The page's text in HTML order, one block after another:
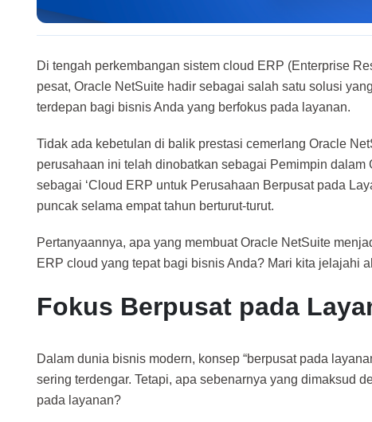
Di tengah perkembangan sistem cloud ERP (Enterprise
pesat, Oracle NetSuite hadir sebagai salah satu solusi
terdepan bagi bisnis Anda yang berfokus pada layanan.
Tidak ada kebetulan di balik prestasi cemerlang Oracle
perusahaan ini telah dinobatkan sebagai Pemimpin dalam
sebagai ‘Cloud ERP untuk Perusahaan Berpusat pada
puncak selama empat tahun berturut-turut.
Pertanyaannya, apa yang membuat Oracle NetSuite
ERP cloud yang tepat bagi bisnis Anda? Mari kita jelajahi
Fokus Berpusat pada
Dalam dunia bisnis modern, konsep “berpusat pada
sering terdengar. Tetapi, apa sebenarnya yang dimaksud
pada layanan?